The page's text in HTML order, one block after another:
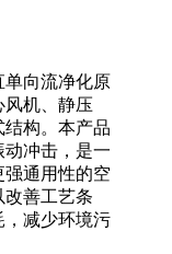
单向流净化原
机、静压
构。本产品
冲击，是一
通用性的空
善工艺条
，减少环境污